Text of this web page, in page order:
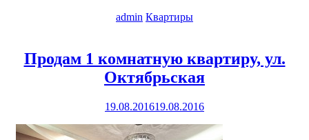
admin Квартиры
Продам 1 комнатную квартиру, ул.
Октябрьская
19.08.201619.08.2016